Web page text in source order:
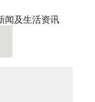
闻及生活资讯